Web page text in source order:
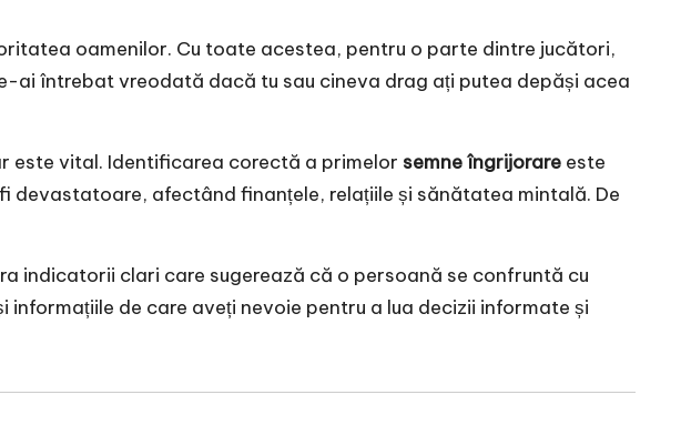
oamenilor. Cu toate acestea, pentru o parte dintre jucători,
ai întrebat vreodată dacă tu sau cineva drag ați putea depăși acea
este vital. Identificarea corectă a primelor semne îngrijorare este
devastatoare, afectând finanțele, relațiile și sănătatea mintală. De
indicatorii clari care sugerează că o persoană se confruntă cu
de care aveți nevoie pentru a lua decizii informate și